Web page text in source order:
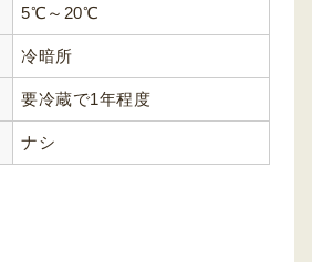
5℃～20℃
冷暗所
要冷蔵で1年程度
ナシ